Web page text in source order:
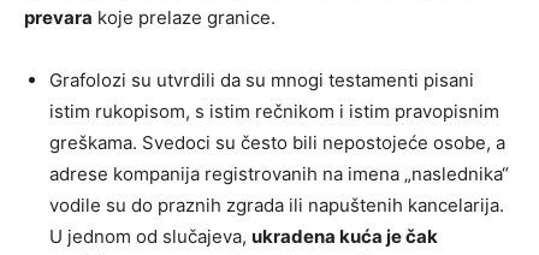
prevara koje prelaze granice.
Grafolozi su utvrdili da su mnogi testamenti pisani
istim rukopisom, s istim rečnikom i istim pravopisnim
greškama. Svedoci su često bili nepostojeće osobe, a
adrese kompanija registrovanih na imena „naslednika“
vodile su do praznih zgrada ili napuštenih kancelarija.
U jednom od slučajeva, ukradena kuća je čak